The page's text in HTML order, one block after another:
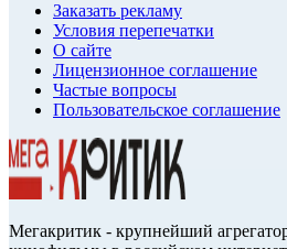
Заказать рекламу
Условия перепечатки
О сайте
Лицензионное соглашение
Частые вопросы
Пользовательское соглашение
Мегакритик - крупнейший